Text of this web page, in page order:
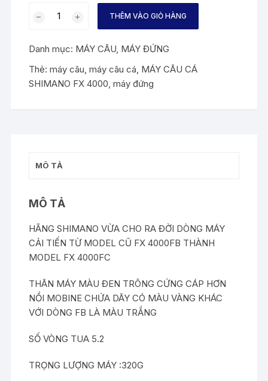
SHIMANO
FX
4000
THÊM VÀO GIỎ HÀNG
Danh mục: MÁY CÂU MÁY ĐỨNG
Thẻ:máy câu ,máy câu cá MÁY CÂU CÁ
SHIMANO FX 4000 ,máy đứng
MÔ TẢ
MÔ TẢ
HÃNG SHIMANO VỪA CHO RA ĐỜI DÒNG MÁY
CẢI TIẾN TỪ MODEL CŨ FX 4000FB THÀNH
MODEL FX 4000FC
THÂN MÁY MÀU ĐEN TRÔNG CỨNG CÁP HƠN
NỒI MOBINE CHỨA DÂY CÓ MÀU VÀNG KHÁC
VỚI DÒNG FB LÀ MÀU TRẮNG
SỐ VÒNG TUA 5.2
TRỌNG LƯỢNG MÁY :320G